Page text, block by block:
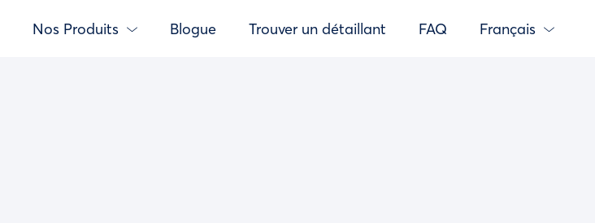
Nos Produits Blogue Trouver un détaillant FAQ Français